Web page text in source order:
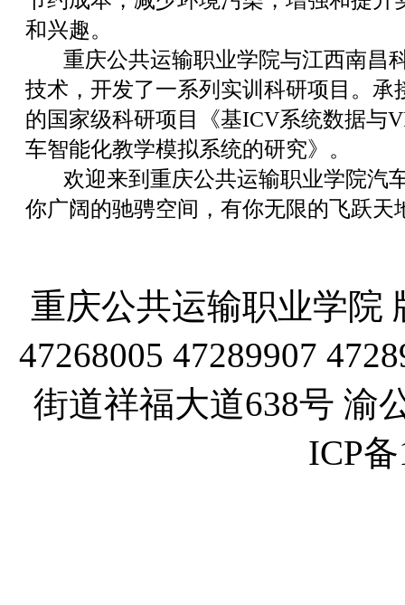
和兴趣。
重庆公共运输职业学院与江西南昌
技术，开发了一系列实训科研项目。承
的国家级科研项目《基ICV系统数据与
车智能化教学模拟系统的研究》。
欢迎来到重庆公共运输职业学院汽
你广阔的驰骋空间，有你无限的飞跃天
重庆公共运输职业学院
47268005 47289907
街道祥福大道638号 渝
ICP